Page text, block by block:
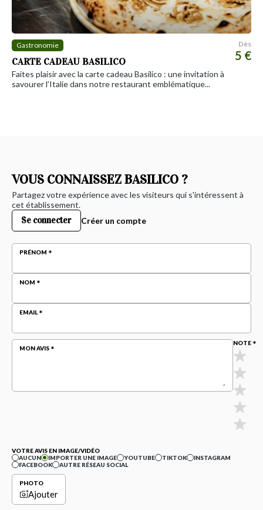
Gastronomie
CARTE CADEAU BASILICO
Dès
5 €
Faites plaisir avec la carte cadeau Basilico : une invitation à
savourer l’Italie dans notre restaurant emblématique...
VOUS CONNAISSEZ BASILICO ?
Partagez votre expérience avec les visiteurs qui s'intéressent à
cet établissement.
Se connecter Créer un compte
PRÉNOM
NOM
EMAIL
MON AVIS
NOTE
VOTRE AVIS EN IMAGE/VIDÉO
AUCUN
IMPORTER UNE IMAGE YOUTUBE TIKTOK
INSTAGRAM
FACEBOOK
AUTRE RÉSEAU SOCIAL
PHOTO
Ajouter